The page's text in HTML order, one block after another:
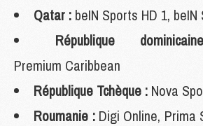
Qatar : beIN Sports HD 1,
République
Premium Caribbean
République Tchèque : Nova
Roumanie :Digi Online, Prima